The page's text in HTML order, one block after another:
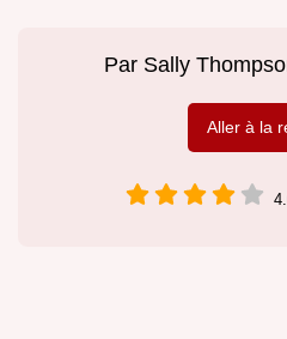
Par Sally
Aller à la